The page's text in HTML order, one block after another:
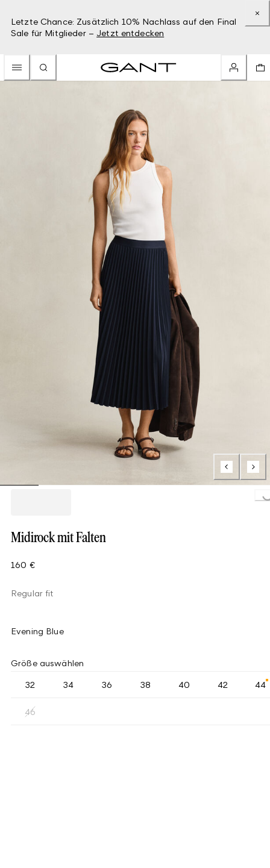
Letzte Chance: Zusätzlich 10% Nachlass auf den Final
Sale für Mitglieder – Jetzt entdecken
Loading...
Midirock mit Falten
160 €
Regular fit
Evening Blue
Größe auswählen
32 34 36 38 40 42 44
46